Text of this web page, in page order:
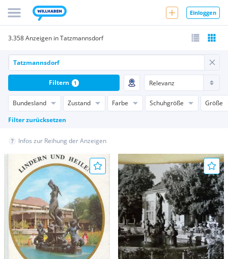
Einloggen
3.358 Anzeigen in Tatzmannsdorf
Bundesland Zustand Farbe Schuhgröße
Größe
Filter zurücksetzen
Filtern 1
Infos zur Reihung der Anzeigen